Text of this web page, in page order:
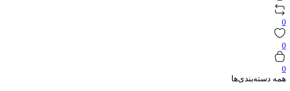
0
0
0
همه دسته‌بندی‌ها